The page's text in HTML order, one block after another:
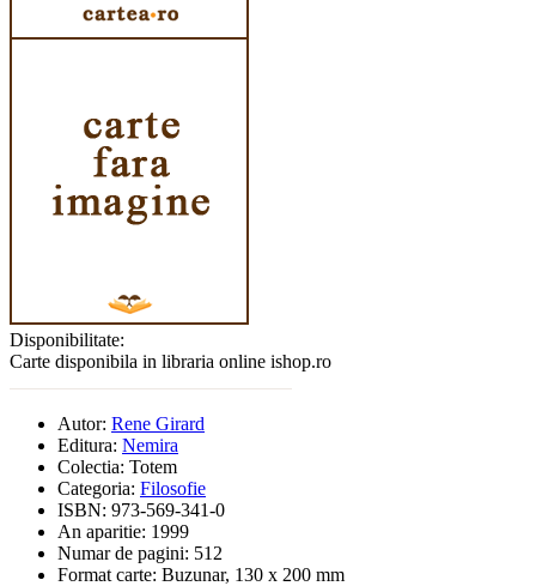
Disponibilitate:
Carte disponibila in libraria online ishop.ro
Autor: Rene Girard
Editura: Nemira
Colectia: Totem
Categoria: Filosofie
ISBN: 973-569-341-0
An aparitie: 1999
Numar de pagini: 512
Format carte: Buzunar, 130 x 200 mm